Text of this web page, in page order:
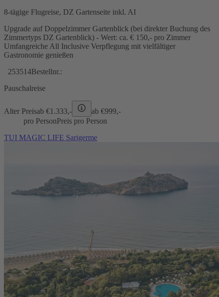
8-tägige Flugreise, DZ Gartenseite inkl. AI
Upgrade auf Doppelzimmer Gartenblick (bei direkter Buchung des
Zimmertyps DZ Gartenblick) - Wert: ca. € 150,- pro Zimmer
Umfangreiche All Inclusive Verpflegung mit vielfältiger
Gastronomie genießen
253514Bestellnr.:
Pauschalreise
Alter Preisab €1.333,- ab €999,-
pro PersonPreis pro Person
TUI MAGIC LIFE Sarigerme